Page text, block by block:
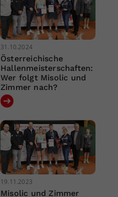
31.10.2024
Österreichische
Hallenmeisterschaften:
Wer folgt Misolic und
Zimmer nach?
19.11.2023
Misolic und Zimmer